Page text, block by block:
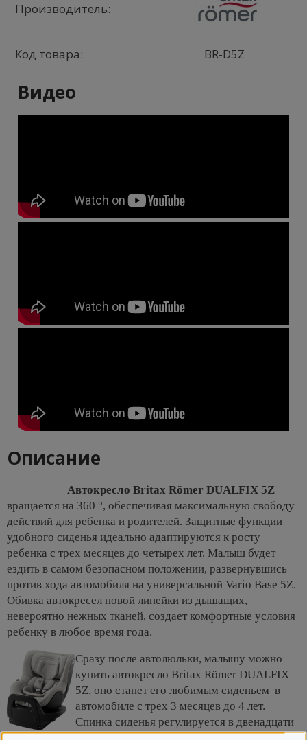
Производитель:
Код товара: BR-D5Z
Видео
Описание
Автокресло Britax Römer DUALFIX 5Z
вращается на 360 °, обеспечивая максимальную свободу
действий для ребенка и родителей. Защитные функции
удобного сиденья идеально адаптируются к росту
ребенка с трех месяцев до четырех лет. Малыш будет
ездить в самом безопасном положении, развернувшись
против хода автомобиля на универсальной Vario Base 5Z.
Обивка автокресел новой линейки из дышащих,
невероятно нежных тканей, создает комфортные условия
ребенку в любое время года.
Сразу после автолюльки, малышу можно
купить автокресло Britax Römer DUALFIX
5Z, оно станет его любимым сиденьем в
автомобиле с трех 3 месяцев до 4 лет.
Спинка сиденья регулируется в двенадцати